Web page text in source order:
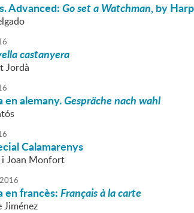
Advanced:Go set a Watchman, by
castanyera
Jordà
en alemany.Gespräche nach wahl
Calamarenys
i Joan Monfort
2016
en francès:Français à la carte
Jiménez